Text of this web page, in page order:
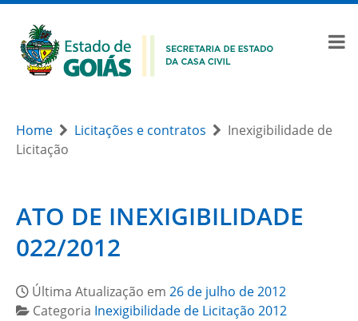
Home Licitações e contratos
Inexigibilidade de
Licitação
ATO DE INEXIGIBILIDADE
022/2012
Última Atualização em 26 de julho de 2012
Categoria Inexigibilidade de Licitação 2012